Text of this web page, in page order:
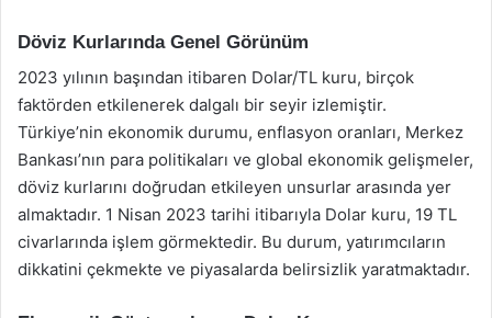
Döviz Kurlarında Genel Görünüm
2023 yılının başından itibaren Dolar/TL kuru, birçok
faktörden etkilenerek dalgalı bir seyir izlemiştir.
Türkiye’nin ekonomik durumu, enflasyon oranları, Merkez
Bankası’nın para politikaları ve global ekonomik gelişmeler,
döviz kurlarını doğrudan etkileyen unsurlar arasında yer
almaktadır. 1 Nisan 2023 tarihi itibarıyla Dolar kuru, 19 TL
civarlarında işlem görmektedir. Bu durum, yatırımcıların
dikkatini çekmekte ve piyasalarda belirsizlik yaratmaktadır.